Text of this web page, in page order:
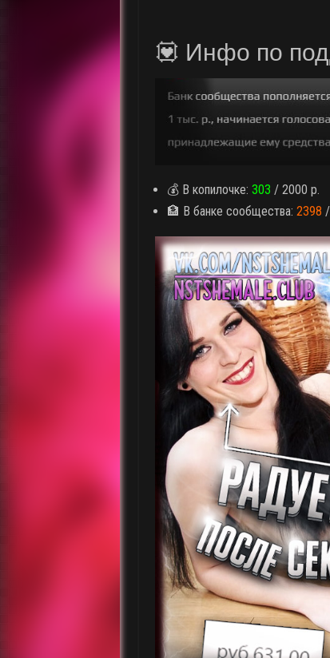
💟 Инфо по
💰 В копилочке: 303 / 2000 р.
🏦 В банке сообщества: 2398